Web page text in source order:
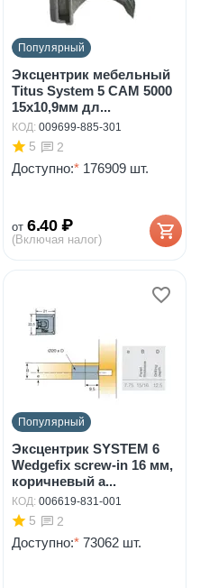
Популярный
Эксцентрик мебельный
Titus System 5 CAM 5000
15x10,9мм дл...
КОД: 009699-885-301
5 2
Доступно:* 176909 шт.
от 6.40 ₽
(Включая налог)
Популярный
Эксцентрик SYSTEM 6
Wedgefix screw-in 16 мм,
коричневый а...
КОД: 006619-831-001
5 2
Доступно:* 73062 шт.